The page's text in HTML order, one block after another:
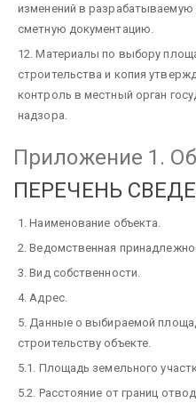
изменений в
сметную документацию.
12. Материалы по выбору
строительства и копия
контроль в местный орган
надзора.
Приложение 1 .
ПЕРЕЧЕНЬ
1. Наименование объекта.
2. Ведомственная
3. Вид собственности.
4. Адрес.
5. Данные о выбираемой
строительству объекте.
5.1. Площадь земельного
5.2. Расстояние от границ